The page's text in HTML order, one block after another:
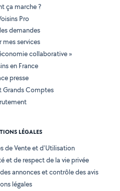
ça marche ?
Pro
demandes
mes services
collaborative »
en France
presse
Grands Comptes
LÉGALES
de Vente et d'Utilisation
et de respect de la vie privée
annonces et contrôle des avis
légales